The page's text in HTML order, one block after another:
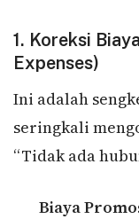
1. Koreksi
Expenses)
Ini adalah
seringkali
“Tidak ada
Biaya